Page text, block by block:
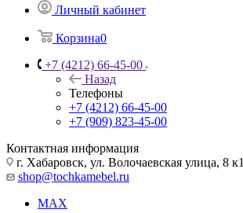
Личный кабинет
Корзина0
+7 (4212) 66-45-00
Назад
Телефоны
+7 (4212) 66-45-00
+7 (909) 823-45-00
Контактная информация
г. Хабаровск, ул. Волочаевская улица, 8 к1
shop@tochkamebel.ru
MAX